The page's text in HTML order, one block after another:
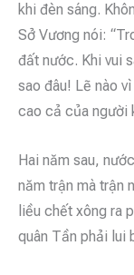
khi đèn sáng.
Sở Vương nói:
đất nước. Khi vui
sao đâu! Lẽ nào
cao cả của người
Hai năm sau,
năm trận mà trận
liều chết xông ra
quân Tần phải lui